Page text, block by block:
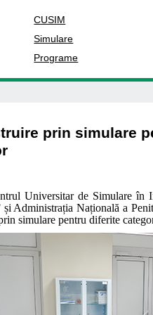
CUSIM
Simulare
Programe
prin simulare
Universitar de Simulare
și Administrația Națională a
simulare pentru diferite